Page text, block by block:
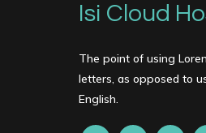
Isi Cloud
The point of using
letters, as opposed to
English.